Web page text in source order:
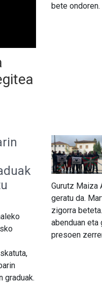
bete ondoren.
graduak.
Gurutz Maiza
geratu da.
zigorra
abenduan
presoen